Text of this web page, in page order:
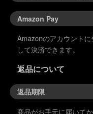
Amazon Pay
Amazonのアカウント
して決済できます。
返品について
返品期限
商品がお手元に届いて